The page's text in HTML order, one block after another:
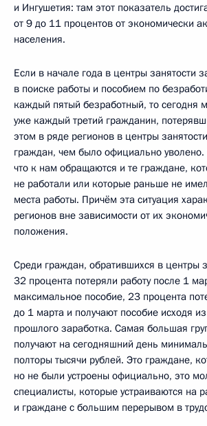
и Ингушетия: там этот показатель
от 9 до 11 процентов от экономически
населения.
Если в начале года в центры занятости
в поиске работы и пособием по
каждый пятый безработный, то сегодня
уже каждый третий гражданин,
этом в ряде регионов в центры
граждан, чем было официально уволено.
что к нам обращаются и те граждане,
не работали или которые раньше не
места работы. Причём эта ситуация
регионов вне зависимости от их
положения.
Среди граждан, обратившихся в центры
32 процента потеряли работу после 1
максимальное пособие, 23 процента
до 1 марта и получают пособие исходя
прошлого заработка. Самая большая
получают на сегодняшний день
полторы тысячи рублей. Это граждане,
но не были устроены официально, это
специалисты, которые устраиваются на
и граждане с большим перерывом в